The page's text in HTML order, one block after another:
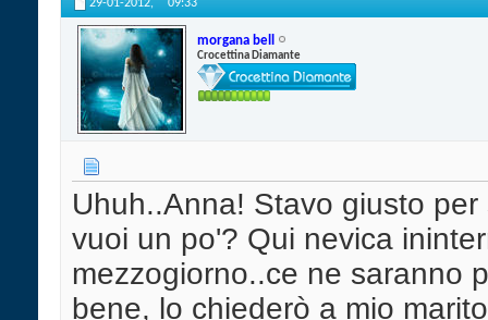
29-01-2012, 09:33
morgana bell
Crocettina Diamante
Uhuh..Anna! Stavo giusto
vuoi un po'? Qui nevica
mezzogiorno..ce ne saranno
bene, lo chiederò a mio